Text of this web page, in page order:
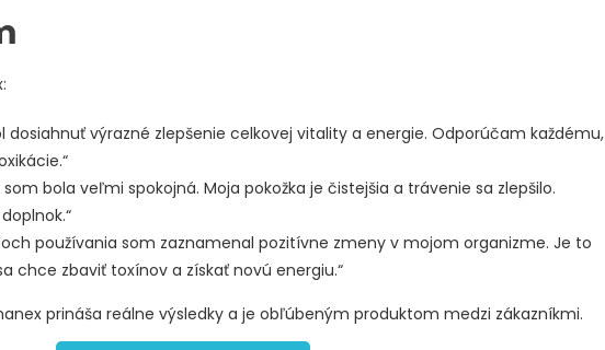
dosiahnuť výrazné zlepšenie celkovej vitality a energie. Odporúčam každému,
bola veľmi spokojná. Moja pokožka je čistejšia a trávenie sa zlepšilo.
používania som zaznamenal pozitívne zmeny v mojom organizme. Je to
chce zbaviť toxínov a získať novú energiu.“
prináša reálne výsledky a je obľúbeným produktom medzi zákazníkmi.